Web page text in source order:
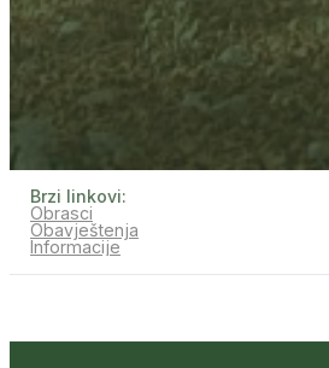
Brzi linkovi:
Obrasci
Obavještenja
Informacije